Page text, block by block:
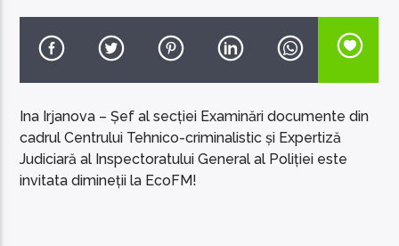
SOMETIME
TOMER BIRAN ANAT BEN HEMO
EcoFM Chisinau
Ina Irjanova – Șef al secției Examinări documente din
cadrul Centrului Tehnico-criminalistic și Expertiză
Judiciară al Inspectoratului General al Poliției este
invitata dimineții la EcoFM!